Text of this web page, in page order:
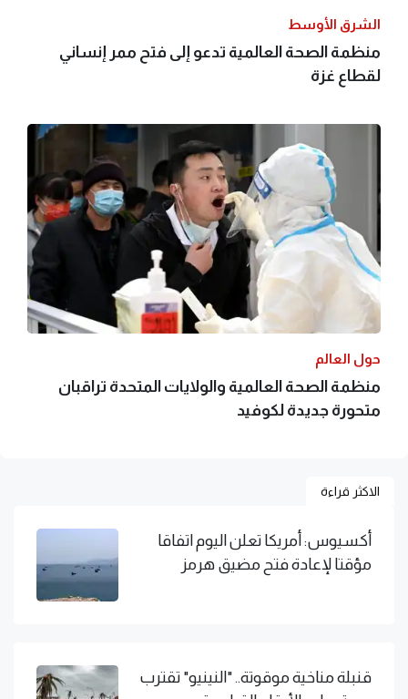
الشرق الأوسط
منظمة الصحة العالمية تدعو إلى فتح ممر إنساني
لقطاع غزة
حول العالم
منظمة الصحة العالمية والولايات المتحدة تراقبان
متحورة جديدة لكوفيد
الاكثر قراءة
أكسيوس: أمريكا تعلن اليوم اتفاقا
مؤقتا لإعادة فتح مضيق هرمز
قنبلة مناخية موقوتة.. "النينيو" تقترب